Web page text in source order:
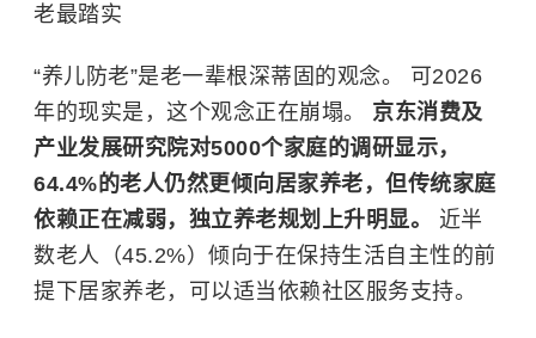
老最踏实
“养儿防老”是老一辈根深蒂固的观念。 可2026
年的现实是，这个观念正在崩塌。 京东消费及
产业发展研究院对5000个家庭的调研显示，
64.4%的老人仍然更倾向居家养老，但传统家庭
依赖正在减弱，独立养老规划上升明显。 近半
数老人（45.2%）倾向于在保持生活自主性的前
提下居家养老 ，可以适当依赖社区服务支持。